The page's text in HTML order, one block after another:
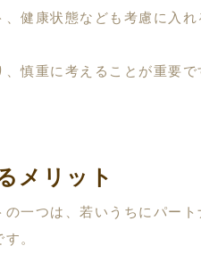
健康状態なども考慮に入
慎重に考えることが重要で
メリット
一つは、若いうちにパート
。